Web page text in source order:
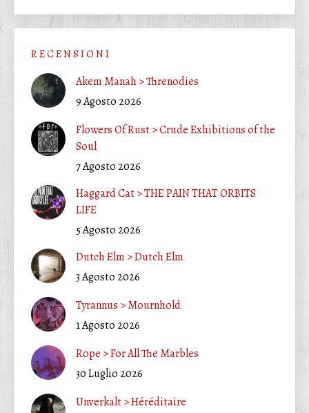
R E C E N S I O N I
Akem Manah > Threnodies
9 Agosto 2026
Flowers Of Rust > Crude Exhibitions of the
Soul
7 Agosto 2026
Haggard Cat > THE PAIN THAT ORBITS
LIFE
5 Agosto 2026
Dutch Elm > Dutch Elm
3 Agosto 2026
Tyrannus > Mournhold
1 Agosto 2026
Rope > For All The Marbles
30 Luglio 2026
Unverkalt > Héréditaire